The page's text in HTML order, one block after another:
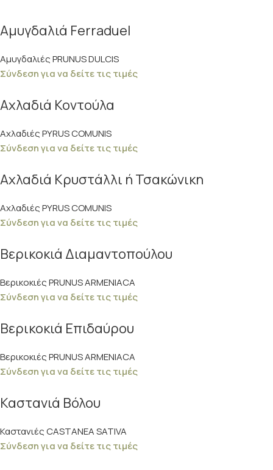
Αμυγδαλιά Ferraduel
Αμυγδαλιές PRUNUS DULCIS
Σύνδεση για να δείτε τις τιμές
Αχλαδιά Κοντούλα
Αχλαδιές PYRUS COMUNIS
Σύνδεση για να δείτε τις τιμές
Αχλαδιά Κρυστάλλι ή Τσακώνικη
Αχλαδιές PYRUS COMUNIS
Σύνδεση για να δείτε τις τιμές
Βερικοκιά Διαμαντοπούλου
Βερικοκιές PRUNUS ARMENIACA
Σύνδεση για να δείτε τις τιμές
Βερικοκιά Επιδαύρου
Βερικοκιές PRUNUS ARMENIACA
Σύνδεση για να δείτε τις τιμές
Καστανιά Βόλου
Καστανιές CASTANEA SATIVA
Σύνδεση για να δείτε τις τιμές